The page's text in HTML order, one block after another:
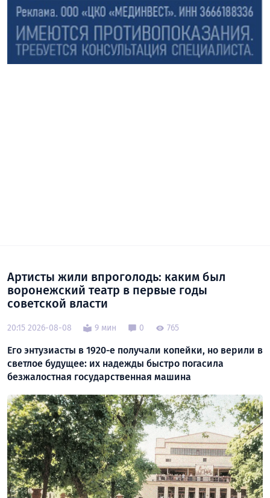
Артисты жили впроголодь: каким был
воронежский театр в первые годы
советской власти
20:15 2026-08-08 9 мин 0 765
Его энтузиасты в 1920-е получали копейки, но верили в
светлое будущее: их надежды быстро погасила
безжалостная государственная машина